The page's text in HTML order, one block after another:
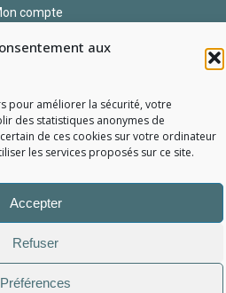
aux
pour améliorer la sécurité, votre
des statistiques anonymes de
de ces cookies sur votre ordinateur
les services proposés sur ce site.
Accepter
Refuser
Préférences
compte
- 2026Tous droits réservés